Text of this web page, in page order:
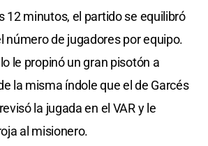
12 minutos, el partido se equilibró
número de jugadores por equipo.
le propinó un gran pisotón a
la misma índole que el de Garcés
la jugada en el VAR y le
al misionero.